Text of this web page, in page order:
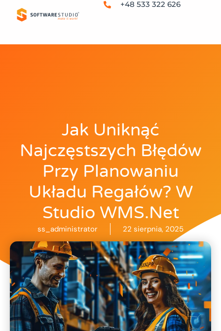
+48 533 322 626
Jak Uniknąć
Najczęstszych Błędów
Przy Planowaniu
Układu Regałów? W
Studio WMS.net
ss_administrator 22 sierpnia, 2025